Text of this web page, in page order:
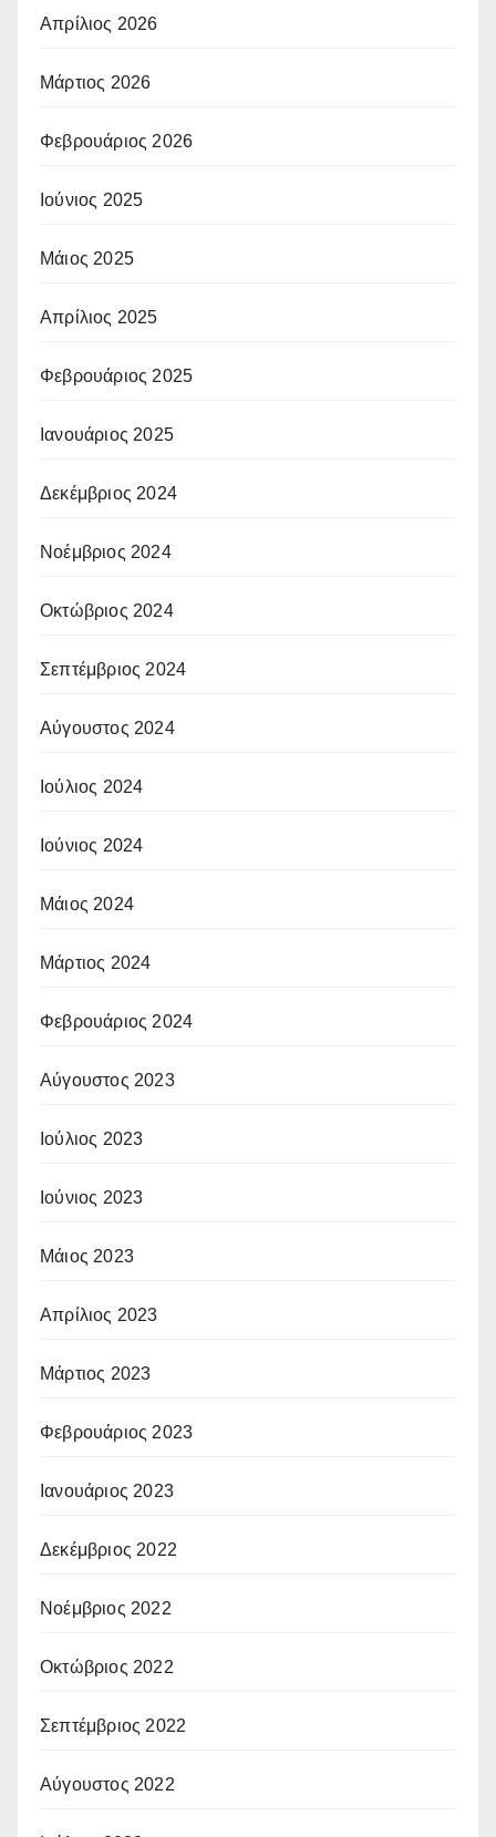
Απρίλιος 2026
Μάρτιος 2026
Φεβρουάριος 2026
Ιούνιος 2025
Μάιος 2025
Απρίλιος 2025
Φεβρουάριος 2025
Ιανουάριος 2025
Δεκέμβριος 2024
Νοέμβριος 2024
Οκτώβριος 2024
Σεπτέμβριος 2024
Αύγουστος 2024
Ιούλιος 2024
Ιούνιος 2024
Μάιος 2024
Μάρτιος 2024
Φεβρουάριος 2024
Αύγουστος 2023
Ιούλιος 2023
Ιούνιος 2023
Μάιος 2023
Απρίλιος 2023
Μάρτιος 2023
Φεβρουάριος 2023
Ιανουάριος 2023
Δεκέμβριος 2022
Νοέμβριος 2022
Οκτώβριος 2022
Σεπτέμβριος 2022
Αύγουστος 2022